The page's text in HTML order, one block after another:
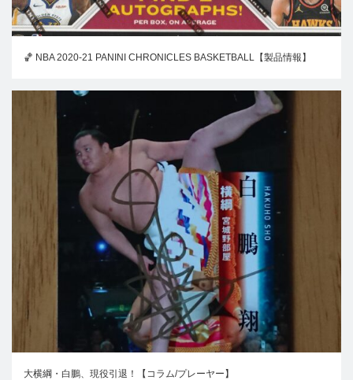
🏀 NBA 2020-21 PANINI CHRONICLES BASKETBALL【製品情報】
大横綱・白鵬、現役引退！【コラム/プレーヤー】